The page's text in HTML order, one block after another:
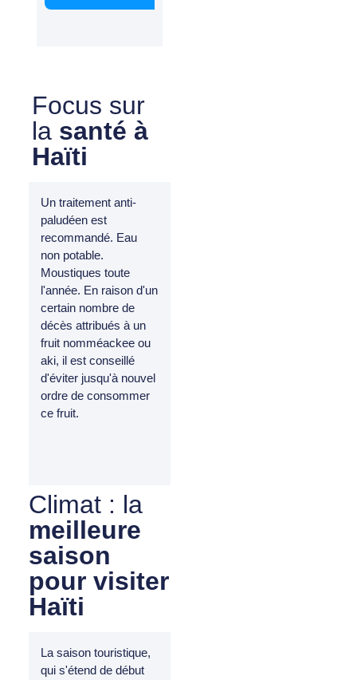
Focus sur
la santé à
Haïti
Un traitement anti-
paludéen est
recommandé. Eau
non potable.
Moustiques toute
l'année. En raison d'un
certain nombre de
décès attribués à un
fruit nomméackee ou
aki, il est conseillé
d'éviter jusqu'à nouvel
ordre de consommer
ce fruit.
Climat : la
meilleure
saison
pour visiter
Haïti
La saison touristique,
qui s'étend de début